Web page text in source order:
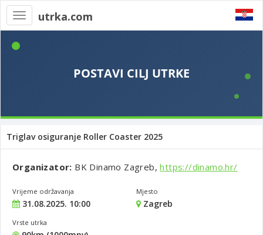
Toggle
navigation
utrka.com
Triglav osiguranje Roller Coaster 2025
Organizator: BK Dinamo Zagreb,https://dinamo.hr/
Vrijeme održavanja
31.08.2025. 10:00
Mjesto
Zagreb
Vrste utrka